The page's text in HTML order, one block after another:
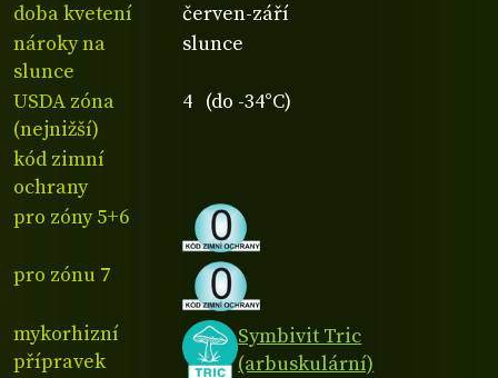
doba kvetení
červen-září
nároky na
slunce
slunce
USDA zóna
(nejnižší)
4 (do -34°C)
kód zimní
ochrany
pro zóny 5+6
pro zónu 7
mykorhizní
přípravek
Symbivit Tric
(arbuskulární)